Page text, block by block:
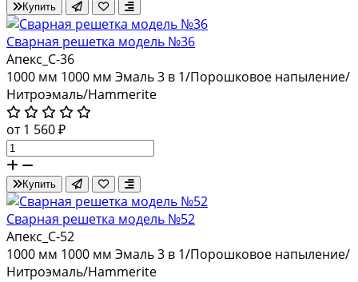
Купить
Сварная решетка модель №36
Апекс_С-36
1000 мм 1000 мм Эмаль 3 в 1/Порошковое напыление/
Нитроэмаль/Hammerite
от 1 560 ₽
Купить
Сварная решетка модель №52
Апекс_С-52
1000 мм 1000 мм Эмаль 3 в 1/Порошковое напыление/
Нитроэмаль/Hammerite